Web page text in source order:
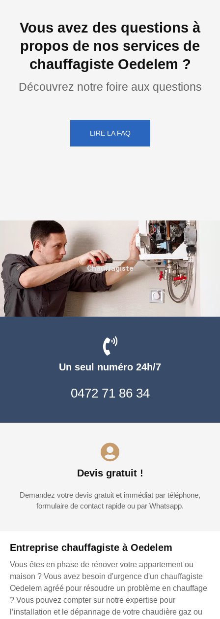
Vous avez des questions à
propos de nos services de
chauffagiste Oedelem ?
Découvrez notre foire aux questions
LIRE LA FAQ
Entreprise chauffagiste à Oedelem
Vous êtes en phase de rénover votre appartement ou
maison ? Vous avez besoin d'urgence d'un chauffagiste
Oedelem agréé pour résoudre un problème en chauffage
? Vous pouvez compter sur notre expertise pour
l’installation et le dépannage de votre chaudière gaz ou
Un seul numéro 24h/7
0472 71 86 34
Devis gratuit !
Demandez votre devis gratuit et immédiat par téléphone,
formulaire de contact rapide ou par Whatsapp.
Chauffagiste